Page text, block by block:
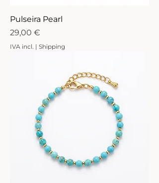
Pulseira Pearl
Preço
29,00 €
IVA incl. | Shipping